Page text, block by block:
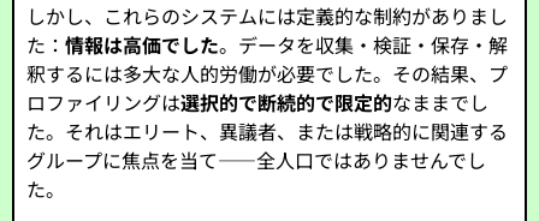
しかし、これらのシステムには定義的な制約がありまし
た：情報は高価でした。データを収集・検証・保存・解
釈するには多大な人的労働が必要でした。その結果、プ
ロファイリングは選択的で断続的で限定的なままでし
た。それはエリート、異議者、または戦略的に関連する
グループに焦点を当て——全人口ではありませんでし
た。